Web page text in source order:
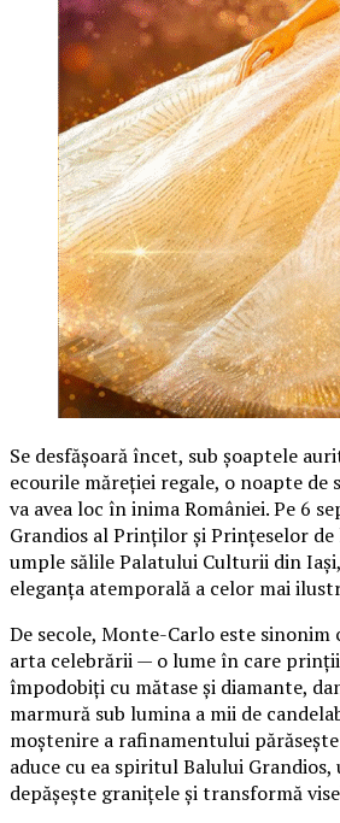
Se desfășoară încet, sub șoaptele
ecourile măreției regale, o noapte de
va avea loc în inima României. Pe 6
Grandios al Prinților și Prințeselor
umple sălile Palatului Culturii din
eleganța atemporală a celor mai
De secole, Monte-Carlo este sinonim
arta celebrării — o lume în care
împodobiți cu mătase și diamante,
marmură sub lumina a mii de
moștenire a rafinamentului
aduce cu ea spiritul Balului
depășește granițele și transformă